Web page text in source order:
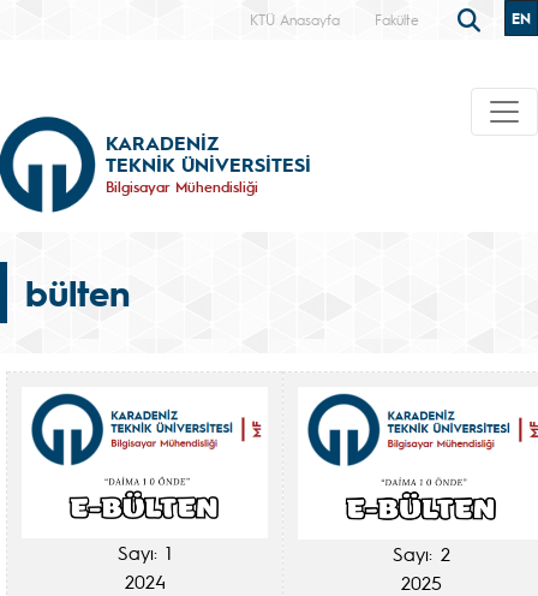
KTÜ Anasayfa Fakülte EN
KARADENİZ
TEKNİK ÜNİVERSİTESİ
Bilgisayar Mühendisliği
bülten
Sayı: 1
2024
Sayı: 2
2025